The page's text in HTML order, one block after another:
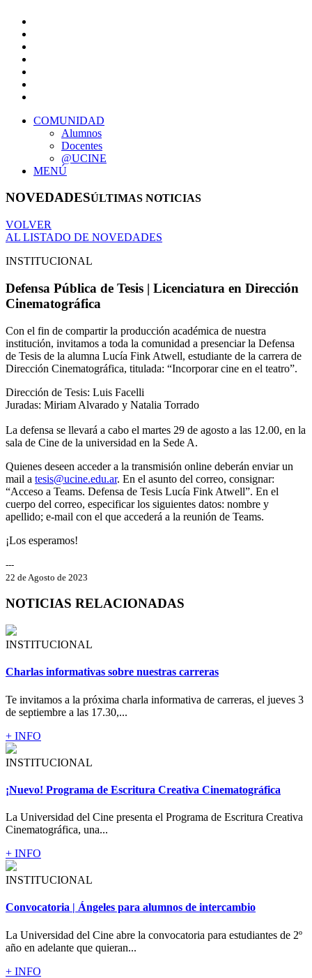
COMUNIDAD
Alumnos
Docentes
@UCINE
MENÚ
NOVEDADESÚLTIMAS NOTICIAS
VOLVER
AL LISTADO DE NOVEDADES
INSTITUCIONAL
Defensa Pública de Tesis | Licenciatura en Dirección
Cinematográfica
Con el fin de compartir la producción académica de nuestra
institución, invitamos a toda la comunidad a presenciar la Defensa
de Tesis de la alumna Lucía Fink Atwell, estudiante de la carrera de
Dirección Cinematográfica, titulada: “Incorporar cine en el teatro”.
Dirección de Tesis: Luis Facelli
Juradas: Miriam Alvarado y Natalia Torrado
La defensa se llevará a cabo el martes 29 de agosto a las 12.00, en la
sala de Cine de la universidad en la Sede A.
Quienes deseen acceder a la transmisión online deberán enviar un
mail a tesis@ucine.edu.ar. En el asunto del correo, consignar:
“Acceso a Teams. Defensa de Tesis Lucía Fink Atwell”. En el
cuerpo del correo, especificar los siguientes datos: nombre y
apellido; e-mail con el que accederá a la reunión de Teams.
¡Los esperamos!
---
22 de Agosto de 2023
NOTICIAS RELACIONADAS
INSTITUCIONAL
Charlas informativas sobre nuestras carreras
Te invitamos a la próxima charla informativa de carreras, el jueves 3
de septiembre a las 17.30,...
+ INFO
INSTITUCIONAL
¡Nuevo! Programa de Escritura Creativa Cinematográfica
La Universidad del Cine presenta el Programa de Escritura Creativa
Cinematográfica, una...
+ INFO
INSTITUCIONAL
Convocatoria | Ángeles para alumnos de intercambio
La Universidad del Cine abre la convocatoria para estudiantes de 2º
año en adelante que quieran...
+ INFO